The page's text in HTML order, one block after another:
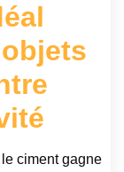
ciment gagne